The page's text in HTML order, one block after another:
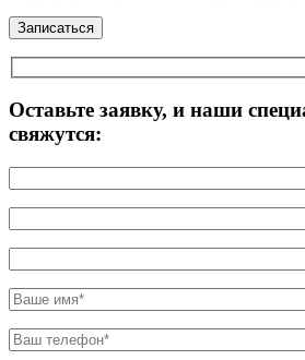
Оставьте заявку, и наши
свяжутся: